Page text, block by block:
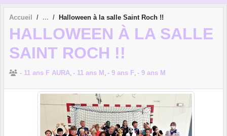
Accueil Halloween à la salle Saint Roch !!
HALLOWEEN À LA SALLE
SAINT ROCH !!
- 11 ans F AURA - 11 ans M - 9 ans F - 9 ans M